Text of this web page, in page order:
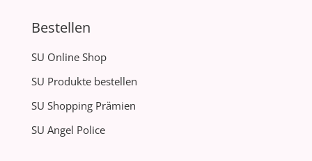
Bestellen
SU Online Shop
SU Produkte bestellen
SU Shopping Prämien
SU Angel Police